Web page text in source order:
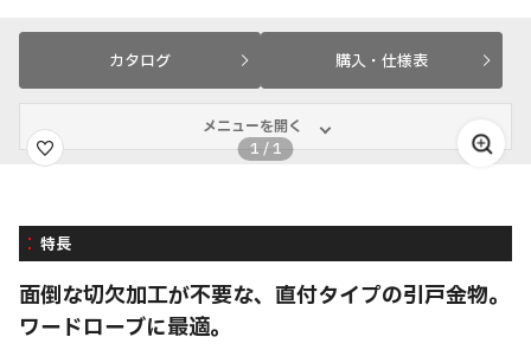
カタログ 購入・仕様表
メニューを開く
1 /1
特長
面倒な切欠加工が不要な、直付タイプの引戸金物。
ワードローブに最適。